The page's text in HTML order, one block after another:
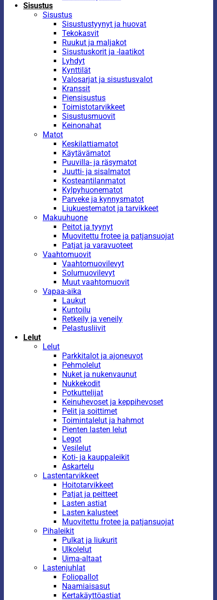
Sisustus
Sisustus
Sisustustyynyt ja huovat
Tekokasvit
Ruukut ja maljakot
Sisustuskorit ja -laatikot
Lyhdyt
Kynttilät
Valosarjat ja sisustusvalot
Kranssit
Piensisustus
Toimistotarvikkeet
Sisustusmuovit
Keinonahat
Matot
Keskilattiamatot
Käytävämatot
Puuvilla- ja räsymatot
Juutti- ja sisalmatot
Kosteantilanmatot
Kylpyhuonematot
Parveke ja kynnysmatot
Liukuestematot ja tarvikkeet
Makuuhuone
Peitot ja tyynyt
Muovitettu frotee ja patjansuojat
Patjat ja varavuoteet
Vaahtomuovit
Vaahtomuovilevyt
Solumuovilevyt
Muut vaahtomuovit
Vapaa-aika
Laukut
Kuntoilu
Retkeily ja veneily
Pelastusliivit
Lelut
Lelut
Parkkitalot ja ajoneuvot
Pehmolelut
Nuket ja nukenvaunut
Nukkekodit
Potkuttelijat
Keinuhevoset ja keppihevoset
Pelit ja soittimet
Toimintalelut ja hahmot
Pienten lasten lelut
Legot
Vesilelut
Koti- ja kauppaleikit
Askartelu
Lastentarvikkeet
Hoitotarvikkeet
Patjat ja peitteet
Lasten astiat
Lasten kalusteet
Muovitettu frotee ja patjansuojat
Pihaleikit
Pulkat ja liukurit
Ulkolelut
Uima-altaat
Lastenjuhlat
Foliopallot
Naamiaisasut
Kertakäyttöastiat